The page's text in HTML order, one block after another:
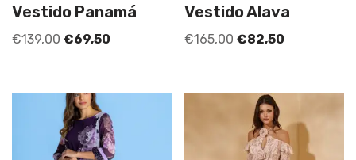
Vestido Panamá
€139,00 €69,50
Vestido Alava
€165,00 €82,50